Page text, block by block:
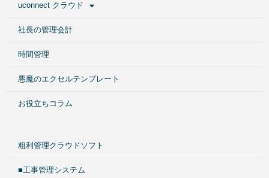
uconnect クラウド
社長の管理会計
時間管理
悪魔のエクセルテンプレート
お役立ちコラム
粗利管理クラウドソフト
■工事管理システム